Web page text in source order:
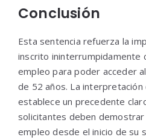
Conclusión
Esta sentencia refuerza la
inscrito ininterrumpidamente
empleo para poder acceder
de 52 años. La interpretación
establece un precedente
solicitantes deben
empleo desde el inicio de su